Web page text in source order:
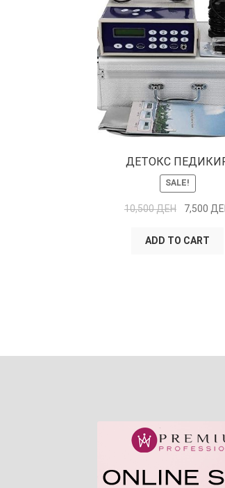
ДЕТОКС
SALE!
10,500ДЕН 7,500
ADD TO CART